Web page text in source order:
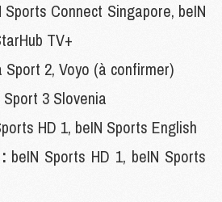
Sports Connect Singapore, beIN
TV+
Sport 2, Voyo (à confirmer)
3 Slovenia
HD 1, beIN Sports English
beIN Sports HD 1, beIN Sports